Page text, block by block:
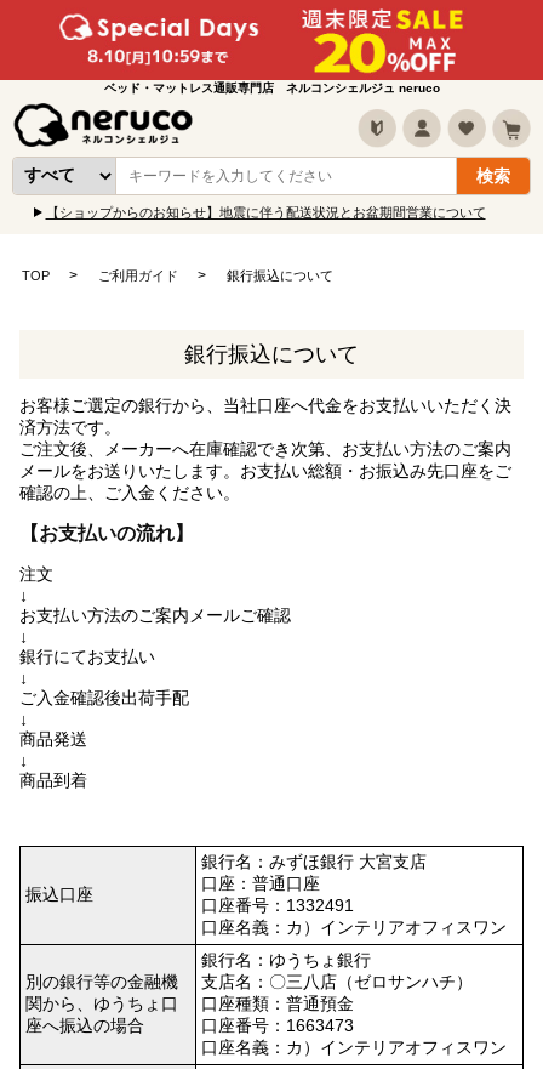
ベッド・マットレス通販専門店 ネルコンシェルジュ neruco
【ショップからのお知らせ】地震に伴う配送状況とお盆期間営業について
TOP ご利用ガイド 銀行振込について
銀行振込について
お客様ご選定の銀行から、当社口座へ代金をお支払いいただく決
済方法です。
ご注文後、メーカーへ在庫確認でき次第、お支払い方法のご案内
メールをお送りいたします。お支払い総額・お振込み先口座をご
確認の上、ご入金ください。
お支払いの流れ
注文
↓
お支払い方法のご案内メールご確認
↓
銀行にてお支払い
↓
ご入金確認後出荷手配
↓
商品発送
↓
商品到着
振込口座
銀行名：みずほ銀行 大宮支店
口座：普通口座
口座番号：1332491
口座名義：カ）インテリアオフィスワン
別の銀行等の金融機
関から、ゆうちょ口
座へ振込の場合
銀行名：ゆうちょ銀行
支店名：〇三八店（ゼロサンハチ）
口座種類：普通預金
口座番号：1663473
口座名義：カ）インテリアオフィスワン